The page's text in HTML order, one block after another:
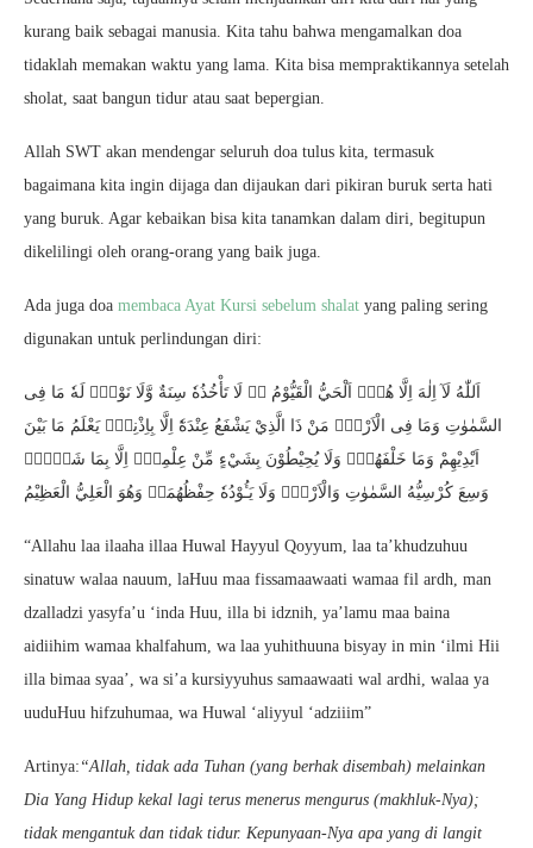
kurang baik sebagai manusia. Kita tahu bahwa mengamalkan doa
tidaklah memakan waktu yang lama. Kita bisa mempraktikannya setelah
sholat, saat bangun tidur atau saat bepergian.
Allah SWT akan mendengar seluruh doa tulus kita, termasuk
bagaimana kita ingin dijaga dan dijaukan dari pikiran buruk serta hati
yang buruk. Agar kebaikan bisa kita tanamkan dalam diri, begitupun
dikelilingi oleh orang-orang yang baik juga.
Ada juga doa membaca Ayat Kursi sebelum shalat yang paling sering
digunakan untuk perlindungan diri:
اَللّٰهُ لَآ اِلٰهَ اِلَّا هُوَۚ اَلْحَيُّ الْقَيُّوْمُ ەۚ لَا تَأْخُذُهٗ سِنَةٌ وَّلَا نَوْمٌۗ لَهٗ مَا فِى
السَّمٰوٰتِ وَمَا فِى الْاَرْضِۗ مَنْ ذَا الَّذِيْ يَشْفَعُ عِنْدَهٗٓ اِلَّا بِاِذْنِهٖۗ يَعْلَمُ مَا بَيْنَ
اَيْدِيْهِمْ وَمَا خَلْفَهُمْۚ وَلَا يُحِيْطُوْنَ بِشَيْءٍ مِّنْ عِلْمِهٖٓ اِلَّا بِمَا شَاۤءَۚ
وَسِعَ كُرْسِيُّهُ السَّمٰوٰتِ وَالْاَرْضَۚ وَلَا يَـُٔوْدُهٗ حِفْظُهُمَاۚ وَهُوَ الْعَلِيُّ الْعَظِيْمُ
“Allahu laa ilaaha illaa Huwal Hayyul Qoyyum, laa ta’khudzuhuu
sinatuw walaa nauum, laHuu maa fissamaawaati wamaa fil ardh, man
dzalladzi yasyfa’u ‘inda Huu, illa bi idznih, ya’lamu maa baina
aidiihim wamaa khalfahum, wa laa yuhithuuna bisyay in min ‘ilmi Hii
illa bimaa syaa’, wa si’a kursiyyuhus samaawaati wal ardhi, walaa ya
uuduHuu hifzuhumaa, wa Huwal ‘aliyyul ‘adziiim”
Artinya: “Allah, tidak ada Tuhan (yang berhak disembah) melainkan
Dia Yang Hidup kekal lagi terus menerus mengurus (makhluk-Nya);
tidak mengantuk dan tidak tidur. Kepunyaan-Nya apa yang di langit